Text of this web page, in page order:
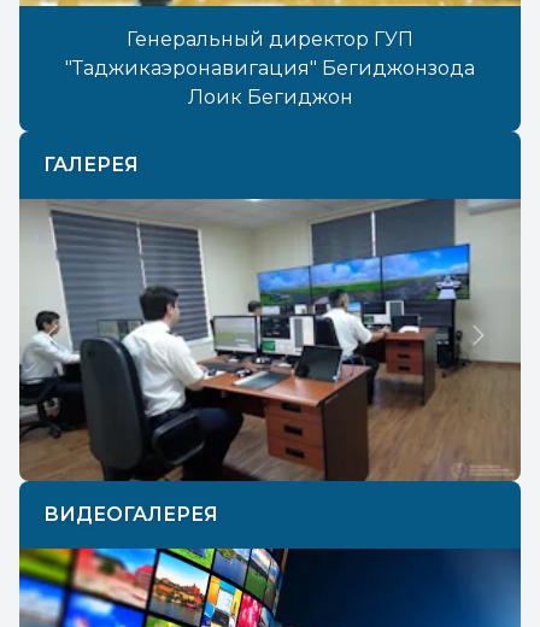
Генеральный директор ГУП
"Таджикаэронавигация" Бегиджонзода
Лоик Бегиджон
ГАЛЕРЕЯ
Previous
ВИДЕОГАЛЕРЕЯ